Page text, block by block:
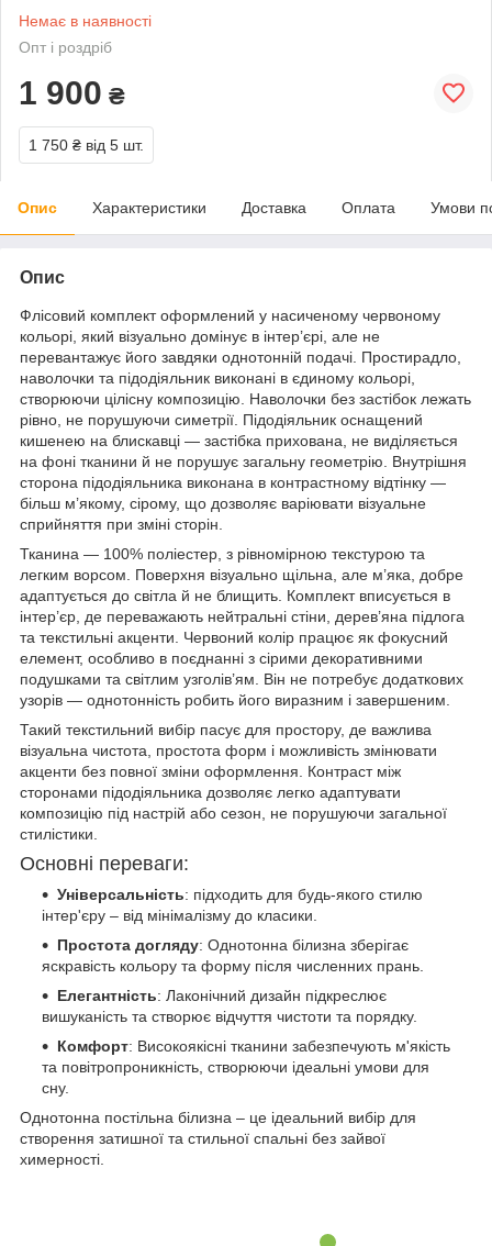
Немає в наявності
Опт і роздріб
1 900 ₴
1 750 ₴ від 5 шт.
Опис Характеристики Доставка Оплата Умови
Опис
Флісовий комплект оформлений у насиченому червоному
кольорі, який візуально домінує в інтер’єрі, але не
перевантажує його завдяки однотонній подачі. Простирадло,
наволочки та підодіяльник виконані в єдиному кольорі,
створюючи цілісну композицію. Наволочки без застібок лежать
рівно, не порушуючи симетрії. Підодіяльник оснащений
кишенею на блискавці — застібка прихована, не виділяється
на фоні тканини й не порушує загальну геометрію. Внутрішня
сторона підодіяльника виконана в контрастному відтінку —
більш м’якому, сірому, що дозволяє варіювати візуальне
сприйняття при зміні сторін.
Тканина — 100% поліестер, з рівномірною текстурою та
легким ворсом. Поверхня візуально щільна, але м’яка, добре
адаптується до світла й не блищить. Комплект вписується в
інтер’єр, де переважають нейтральні стіни, дерев’яна підлога
та текстильні акценти. Червоний колір працює як фокусний
елемент, особливо в поєднанні з сірими декоративними
подушками та світлим узголів’ям. Він не потребує додаткових
узорів — однотонність робить його виразним і завершеним.
Такий текстильний вибір пасує для простору, де важлива
візуальна чистота, простота форм і можливість змінювати
акценти без повної зміни оформлення. Контраст між
сторонами підодіяльника дозволяє легко адаптувати
композицію під настрій або сезон, не порушуючи загальної
стилістики.
Основні переваги:
Універсальність: підходить для будь-якого стилю
інтер'єру – від мінімалізму до класики.
Простота догляду: Однотонна білизна зберігає
яскравість кольору та форму після численних прань.
Елегантність: Лаконічний дизайн підкреслює
вишуканість та створює відчуття чистоти та порядку.
Комфорт: Високоякісні тканини забезпечують м'якість
та повітропроникність, створюючи ідеальні умови для
сну.
Однотонна постільна білизна – це ідеальний вибір для
створення затишної та стильної спальні без зайвої
химерності.